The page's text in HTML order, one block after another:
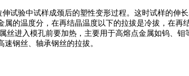
伸试验中试样成颈后的塑性变形过程。这时试样的
属的温度分，在再结晶温度以下的拉拔是冷拔，在
丝进入模孔前要加热，主要用于高熔点金属如钨、
钢丝、轴承钢丝的拉拔。